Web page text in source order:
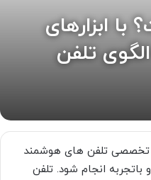
ابزارهای
تلفن
تخصصی تلفن های هوشمند
انجام شود. تلفن